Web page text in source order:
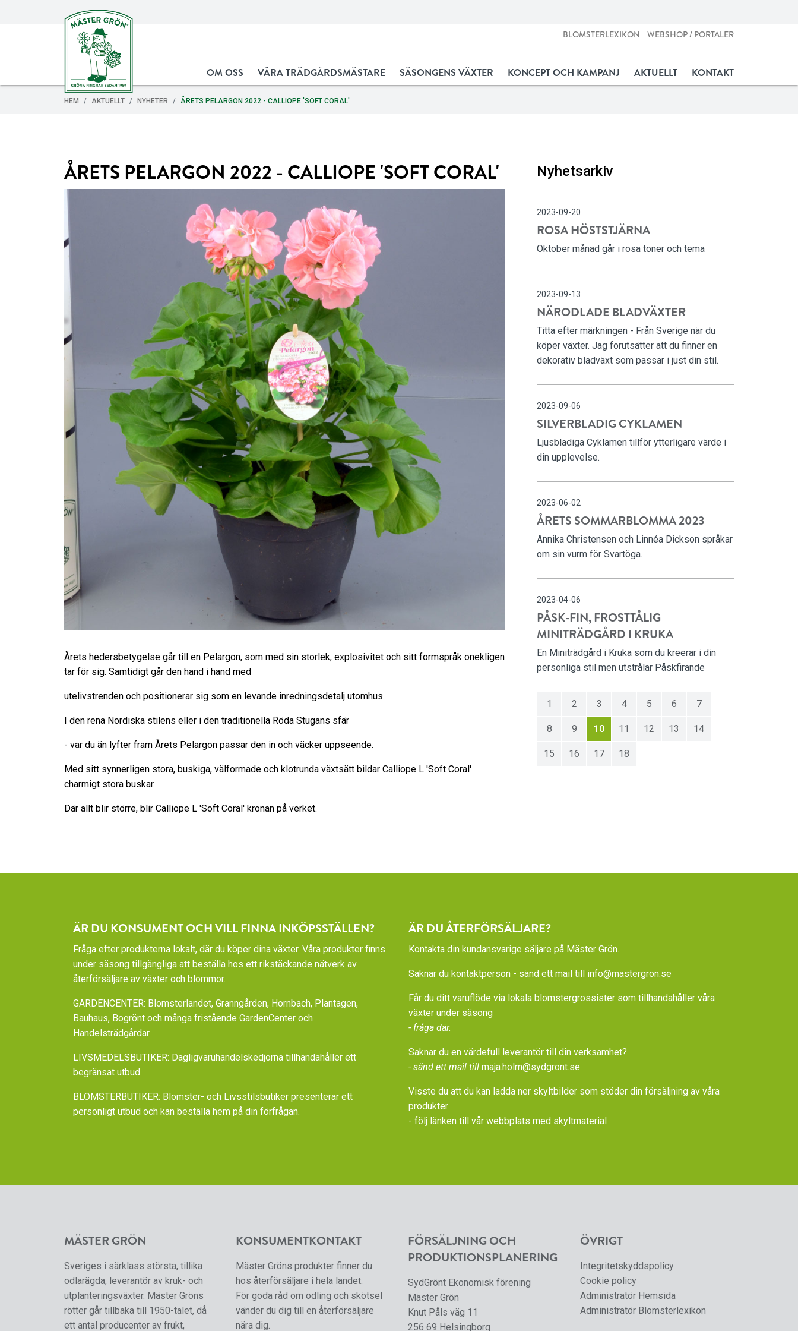
BLOMSTERLEXIKON WEBSHOP / PORTALER
OM OSS VÅRA TRÄDGÅRDSMÄSTARE SÄSONGENS VÄXTER KONCEPT OCH KAMPANJ AKTUELLT KONTAKT
HEM AKTUELLT NYHETER ÅRETS PELARGON 2022 - CALLIOPE 'SOFT CORAL'
ÅRETS PELARGON 2022 - CALLIOPE 'SOFT CORAL'
Årets hedersbetygelse går till en Pelargon, som med sin storlek, explosivitet och sitt formspråk onekligen
tar för sig. Samtidigt går den hand i hand med
utelivstrenden och positionerar sig som en levande inredningsdetalj utomhus.
I den rena Nordiska stilens eller i den traditionella Röda Stugans sfär
- var du än lyfter fram Årets Pelargon passar den in och väcker uppseende.
Med sitt synnerligen stora, buskiga, välformade och klotrunda växtsätt bildar Calliope L 'Soft Coral'
charmigt stora buskar.
Där allt blir större, blir Calliope L 'Soft Coral' kronan på verket.
Nyhetsarkiv
2023-09-20
ROSA HÖSTSTJÄRNA
Oktober månad går i rosa toner och tema
2023-09-13
NÄRODLADE BLADVÄXTER
Titta efter märkningen - Från Sverige när du
köper växter. Jag förutsätter att du finner en
dekorativ bladväxt som passar i just din stil.
2023-09-06
SILVERBLADIG CYKLAMEN
Ljusbladiga Cyklamen tillför ytterligare värde i
din upplevelse.
2023-06-02
ÅRETS SOMMARBLOMMA 2023
Annika Christensen och Linnéa Dickson språkar
om sin vurm för Svartöga.
2023-04-06
PÅSK-FIN, FROSTTÅLIG
MINITRÄDGÅRD I KRUKA
En Miniträdgård i Kruka som du kreerar i din
personliga stil men utstrålar Påskfirande
1 2 3 4 5 6 7
8 9 10 11 12 13 14
15 16 17 18
ÄR DU KONSUMENT OCH VILL FINNA INKÖPSSTÄLLEN?
Fråga efter produkterna lokalt, där du köper dina växter. Våra produkter finns
under säsong tillgängliga att beställa hos ett rikstäckande nätverk av
återförsäljare av växter och blommor.
GARDENCENTER: Blomsterlandet, Granngården, Hornbach, Plantagen,
Bauhaus, Bogrönt och många fristående GardenCenter och
Handelsträdgårdar.
LIVSMEDELSBUTIKER: Dagligvaruhandelskedjorna tillhandahåller ett
begränsat utbud.
BLOMSTERBUTIKER: Blomster- och Livsstilsbutiker presenterar ett
personligt utbud och kan beställa hem på din förfrågan.
ÄR DU ÅTERFÖRSÄLJARE?
Kontakta din kundansvarige säljare på Mäster Grön.
Saknar du kontaktperson - sänd ett mail till info@mastergron.se
Får du ditt varuflöde via lokala blomstergrossister som tillhandahåller våra
växter under säsong
- fråga där.
Saknar du en värdefull leverantör till din verksamhet?
- sänd ett mail till maja.holm@sydgront.se
Visste du att du kan ladda ner skyltbilder som stöder din försäljning av våra
produkter
- följ länken till vår webbplats med skyltmaterial
MÄSTER GRÖN
Sveriges i särklass största, tillika
odlarägda, leverantör av kruk- och
utplanteringsväxter. Mäster Gröns
rötter går tillbaka till 1950-talet, då
ett antal producenter av frukt,
KONSUMENTKONTAKT
Mäster Gröns produkter finner du
hos återförsäljare i hela landet.
För goda råd om odling och skötsel
vänder du dig till en återförsäljare
nära dig.
FÖRSÄLJNING OCH
PRODUKTIONSPLANERING
SydGrönt Ekonomisk förening
Mäster Grön
Knut Påls väg 11
256 69 Helsingborg
ÖVRIGT
Integritetskyddspolicy
Cookie policy
Administratör Hemsida
Administratör Blomsterlexikon